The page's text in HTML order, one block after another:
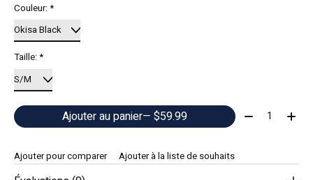
Couleur:*
Taille:*
Ajouter au panier — $59.99 Quantité:
Ajouter pour comparer Ajouter à la liste de souhaits